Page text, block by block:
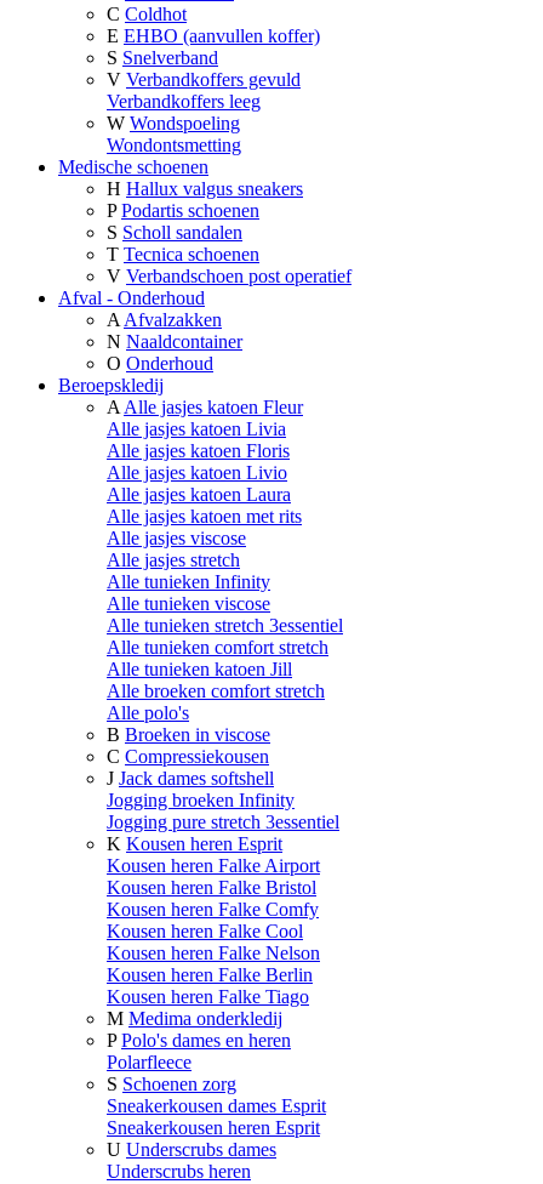
C Coldhot
E EHBO (aanvullen koffer)
S Snelverband
V Verbandkoffers gevuld
Verbandkoffers leeg
W Wondspoeling
Wondontsmetting
Medische schoenen
H Hallux valgus sneakers
P Podartis schoenen
S Scholl sandalen
T Tecnica schoenen
V Verbandschoen post operatief
Afval - Onderhoud
A Afvalzakken
N Naaldcontainer
O Onderhoud
Beroepskledij
A Alle jasjes katoen Fleur
Alle jasjes katoen Livia
Alle jasjes katoen Floris
Alle jasjes katoen Livio
Alle jasjes katoen Laura
Alle jasjes katoen met rits
Alle jasjes viscose
Alle jasjes stretch
Alle tunieken Infinity
Alle tunieken viscose
Alle tunieken stretch 3essentiel
Alle tunieken comfort stretch
Alle tunieken katoen Jill
Alle broeken comfort stretch
Alle polo's
B Broeken in viscose
C Compressiekousen
J Jack dames softshell
Jogging broeken Infinity
Jogging pure stretch 3essentiel
K Kousen heren Esprit
Kousen heren Falke Airport
Kousen heren Falke Bristol
Kousen heren Falke Comfy
Kousen heren Falke Cool
Kousen heren Falke Nelson
Kousen heren Falke Berlin
Kousen heren Falke Tiago
M Medima onderkledij
P Polo's dames en heren
Polarfleece
S Schoenen zorg
Sneakerkousen dames Esprit
Sneakerkousen heren Esprit
U Underscrubs dames
Underscrubs heren